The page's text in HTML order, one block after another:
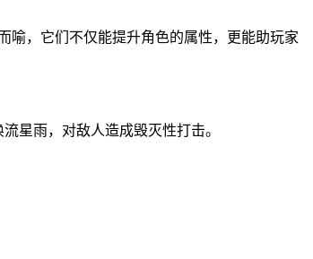
喻，它们不仅能提升角色的属性，更能助玩家
星雨，对敌人造成毁灭性打击。